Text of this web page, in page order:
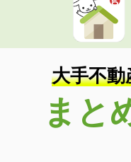
価 格
住 所
専有面積
間取り
長崎県長崎市三芳町
価 格
大手不
まと